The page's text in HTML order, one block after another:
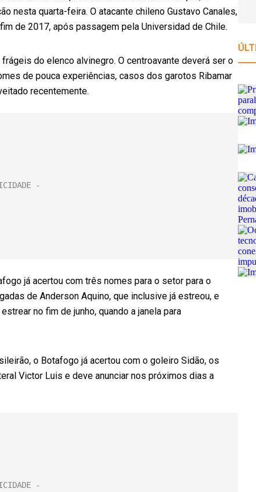
nesta quarta-feira. O atacante chileno Gustavo Canales,
de 2017, após passagem pela Universidad de Chile.
do elenco alvinegro. O centroavante deverá ser o
de pouca experiências, casos dos garotos Ribamar
recentemente.
já acertou com três nomes para o setor para o
de Anderson Aquino, que inclusive já estreou, e
no fim de junho, quando a janela para
o Botafogo já acertou com o goleiro Sidão, os
Victor Luis e deve anunciar nos próximos dias a